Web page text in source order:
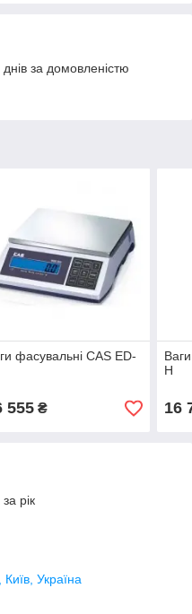
за домовленістю
фасувальні CAS ED-
555₴
Н
16
рік
Україна